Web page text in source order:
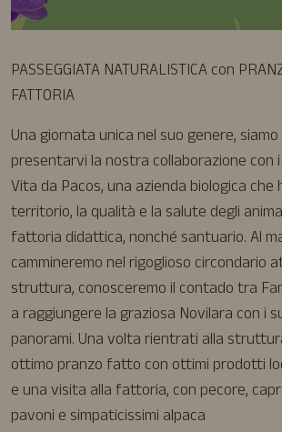
PASSEGGIATA NATURALISTICA con
FATTORIA
Una giornata unica nel suo genere,
presentarvi la nostra collaborazione con
Vita da Pacos, una azienda biologica
territorio, la qualità e la salute degli
fattoria didattica, nonché santuario. Al
cammineremo nel rigoglioso circondario
struttura, conosceremo il contado tra
a raggiungere la graziosa Novilara con i
panorami. Una volta rientrati alla
ottimo pranzo fatto con ottimi prodotti
e una visita alla fattoria, con pecore,
pavoni e simpaticissimi alpaca